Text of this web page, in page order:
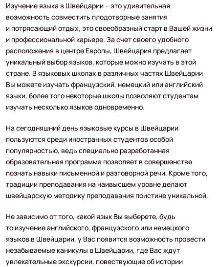
Изучение языка в Швейцарии – это удивительная
возможность совместить плодотворные занятия
и потрясающий отдых, это своеобразный старт в Вашей жизни
и профессиональной карьере. За счет своего удобного
расположения в центре Европы, Швейцария предлагает
уникальный выбор языков, которые можно изучать в этой
стране. В языковых школах в различных частях Швейцарии
Вы можете изучать французский, немецкий или английский
языки, более того некоторые школы позволяют студентам
изучать несколько языков одновременно.
На сегодняшний день языковые курсы в Швейцарии
пользуются среди иностранных студентов особой
популярностью, ведь специально разработанная
образовательная программа позволяет в совершенстве
познать навыки письменной и разговорной речи. Кроме того,
традиции преподавания на наивысшем уровне делают
швейцарскую методику преподавания поистине уникальной.
Не зависимо от того, какой язык Вы выберете, будь
то изучение английского, французского или немецкого
языков в Швейцарии, у Вас появится возможность провести
незабываемые каникулы в Швейцарии, где Вас ждут
увлекательные экскурсии, повествующие об истории